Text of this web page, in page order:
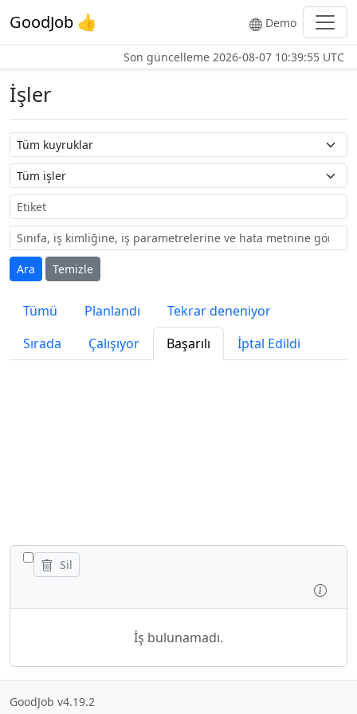
GoodJob 👍 Demo
Son güncelleme 2026-08-07 10:39:55 UTC
İşler
Kuyruk adı
İş adı
Etiket
Ara
Temizle
Tümü Planlandı
Tekrar deneniyor
Sırada
Çalışıyor Başarılı İptal Edildi
TÜM IŞLERI GIZLE/GÖSTER
Sil
İş bulunamadı.
GoodJob v4.19.2